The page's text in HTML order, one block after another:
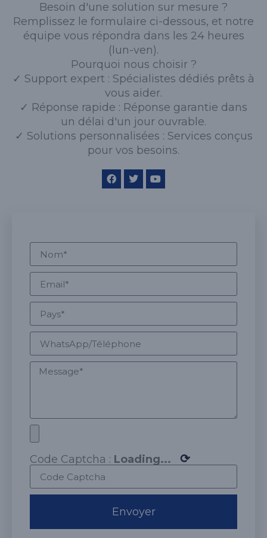
Besoin d'une solution sur mesure ?
Remplissez le formulaire ci-dessous, et notre
équipe vous répondra dans les 24 heures
(lun-ven).
Pourquoi nous choisir ?
✓ Support expert : Spécialistes dédiés prêts à
vous aider.
✓ Réponse rapide : Réponse garantie dans
un délai d'un jour ouvrable.
✓ Solutions personnalisées : Services conçus
pour vos besoins.
Code Captcha : Loading... ⟳
Envoyer